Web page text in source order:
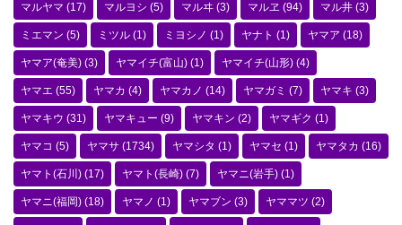
マルヤマ (17) マルヨシ (5) マルヰ (3) マルヱ (94) マル井 (3)
ミエマン (5) ミツル (1) ミヨシノ (1) ヤナト (1) ヤマア (18)
ヤマア(奄美) (3) ヤマイチ(富山) (1) ヤマイチ(山形) (4)
ヤマエ (55) ヤマカ (4) ヤマカノ (14) ヤマガミ (7) ヤマキ (3)
ヤマキウ (31) ヤマキュー (9) ヤマキン (2) ヤマギク (1)
ヤマコ (5) ヤマサ (1734) ヤマシタ (1) ヤマセ (1) ヤマタカ (16)
ヤマト(石川) (17) ヤマト(長崎) (7) ヤマニ(岩手) (1)
ヤマニ(福岡) (18) ヤマノ (1) ヤマブン (3) ヤママツ (2)